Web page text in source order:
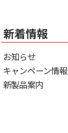
新着情報
お知らせ
キャンペーン情報
新製品案内